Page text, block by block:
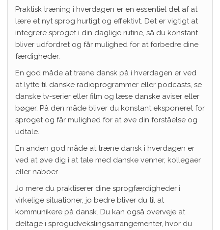
Praktisk træning i hverdagen er en essentiel del af at
lære et nyt sprog hurtigt og effektivt. Det er vigtigt at
integrere sproget i din daglige rutine, så du konstant
bliver udfordret og får mulighed for at forbedre dine
færdigheder.
En god måde at træne dansk på i hverdagen er ved
at lytte til danske radioprogrammer eller podcasts, se
danske tv-serier eller film og læse danske aviser eller
bøger. På den måde bliver du konstant eksponeret for
sproget og får mulighed for at øve din forståelse og
udtale.
En anden god måde at træne dansk i hverdagen er
ved at øve dig i at tale med danske venner, kollegaer
eller naboer.
Jo mere du praktiserer dine sprogfærdigheder i
virkelige situationer, jo bedre bliver du til at
kommunikere på dansk. Du kan også overveje at
deltage i sprogudvekslingsarrangementer, hvor du